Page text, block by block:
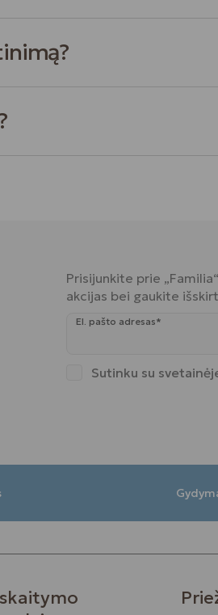
Prisijunkite prie
akcijas bei gaukite
El. pašto adresas*
Sutinku su